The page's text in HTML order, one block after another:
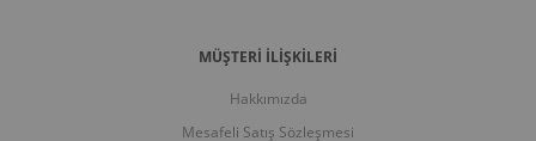
MÜŞTERİ İLİŞKİLERİ
Hakkımızda
Mesafeli Satış Sözleşmesi